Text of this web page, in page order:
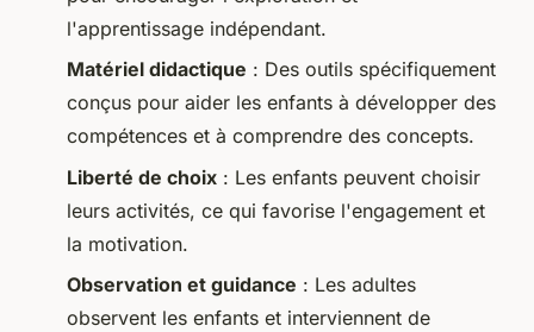
l'apprentissage indépendant.
Matériel didactique : Des outils spécifiquement
conçus pour aider les enfants à développer des
compétences et à comprendre des concepts.
Liberté de choix : Les enfants peuvent choisir
leurs activités, ce qui favorise l'engagement et
la motivation.
Observation et guidance : Les adultes
observent les enfants et interviennent de